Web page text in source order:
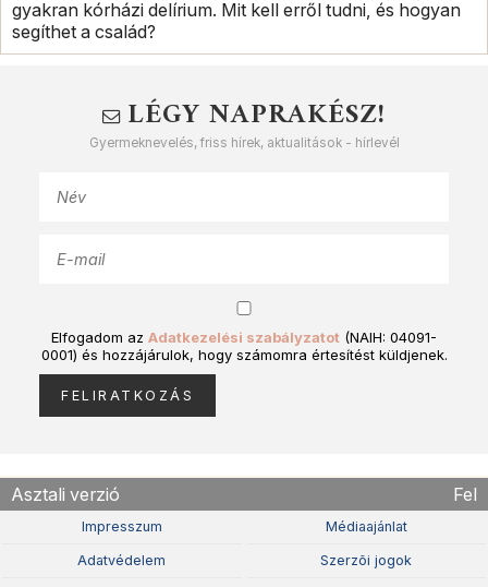
gyakran kórházi delírium. Mit kell erről tudni, és hogyan
segíthet a család?
LÉGY NAPRAKÉSZ!
Gyermeknevelés, friss hírek, aktualitások - hírlevél
Elfogadom az Adatkezelési szabályzatot (NAIH: 04091-
0001) és hozzájárulok, hogy számomra értesítést küldjenek.
Asztali verzió Fel
Impresszum Médiaajánlat
Adatvédelem Szerzõi jogok